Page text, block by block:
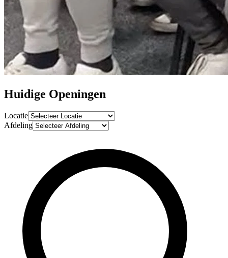
Huidige Openingen
Locatie
Afdeling